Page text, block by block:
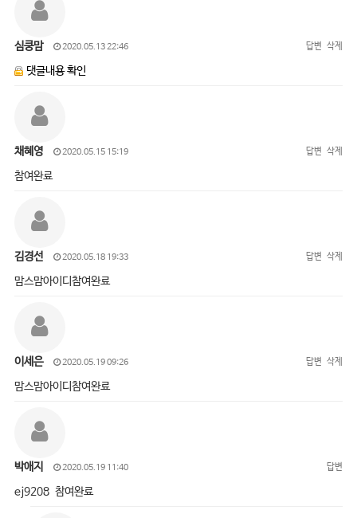
심쿵맘 2020.05.13 22:46 답변 삭제
댓글내용 확인
채혜영 2020.05.15 15:19 답변 삭제
참여완료
김경선 2020.05.18 19:33 답변 삭제
맘스맘아이디참여완료
이세은 2020.05.19 09:26 답변 삭제
맘스맘아이디참여완료
박애지 2020.05.19 11:40 답변
ej9208 참여완료